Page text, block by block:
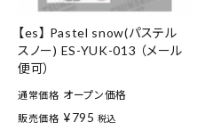
【es】 Pastel snow(パステル
スノー) ES-YUK-013 （メール
便可）
通常価格 オープン価格
販売価格 ¥795 税込